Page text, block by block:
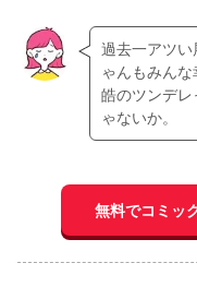
過去一アツ
ゃんもみん
皓のツンデ
ゃないか。
無料でコミッ